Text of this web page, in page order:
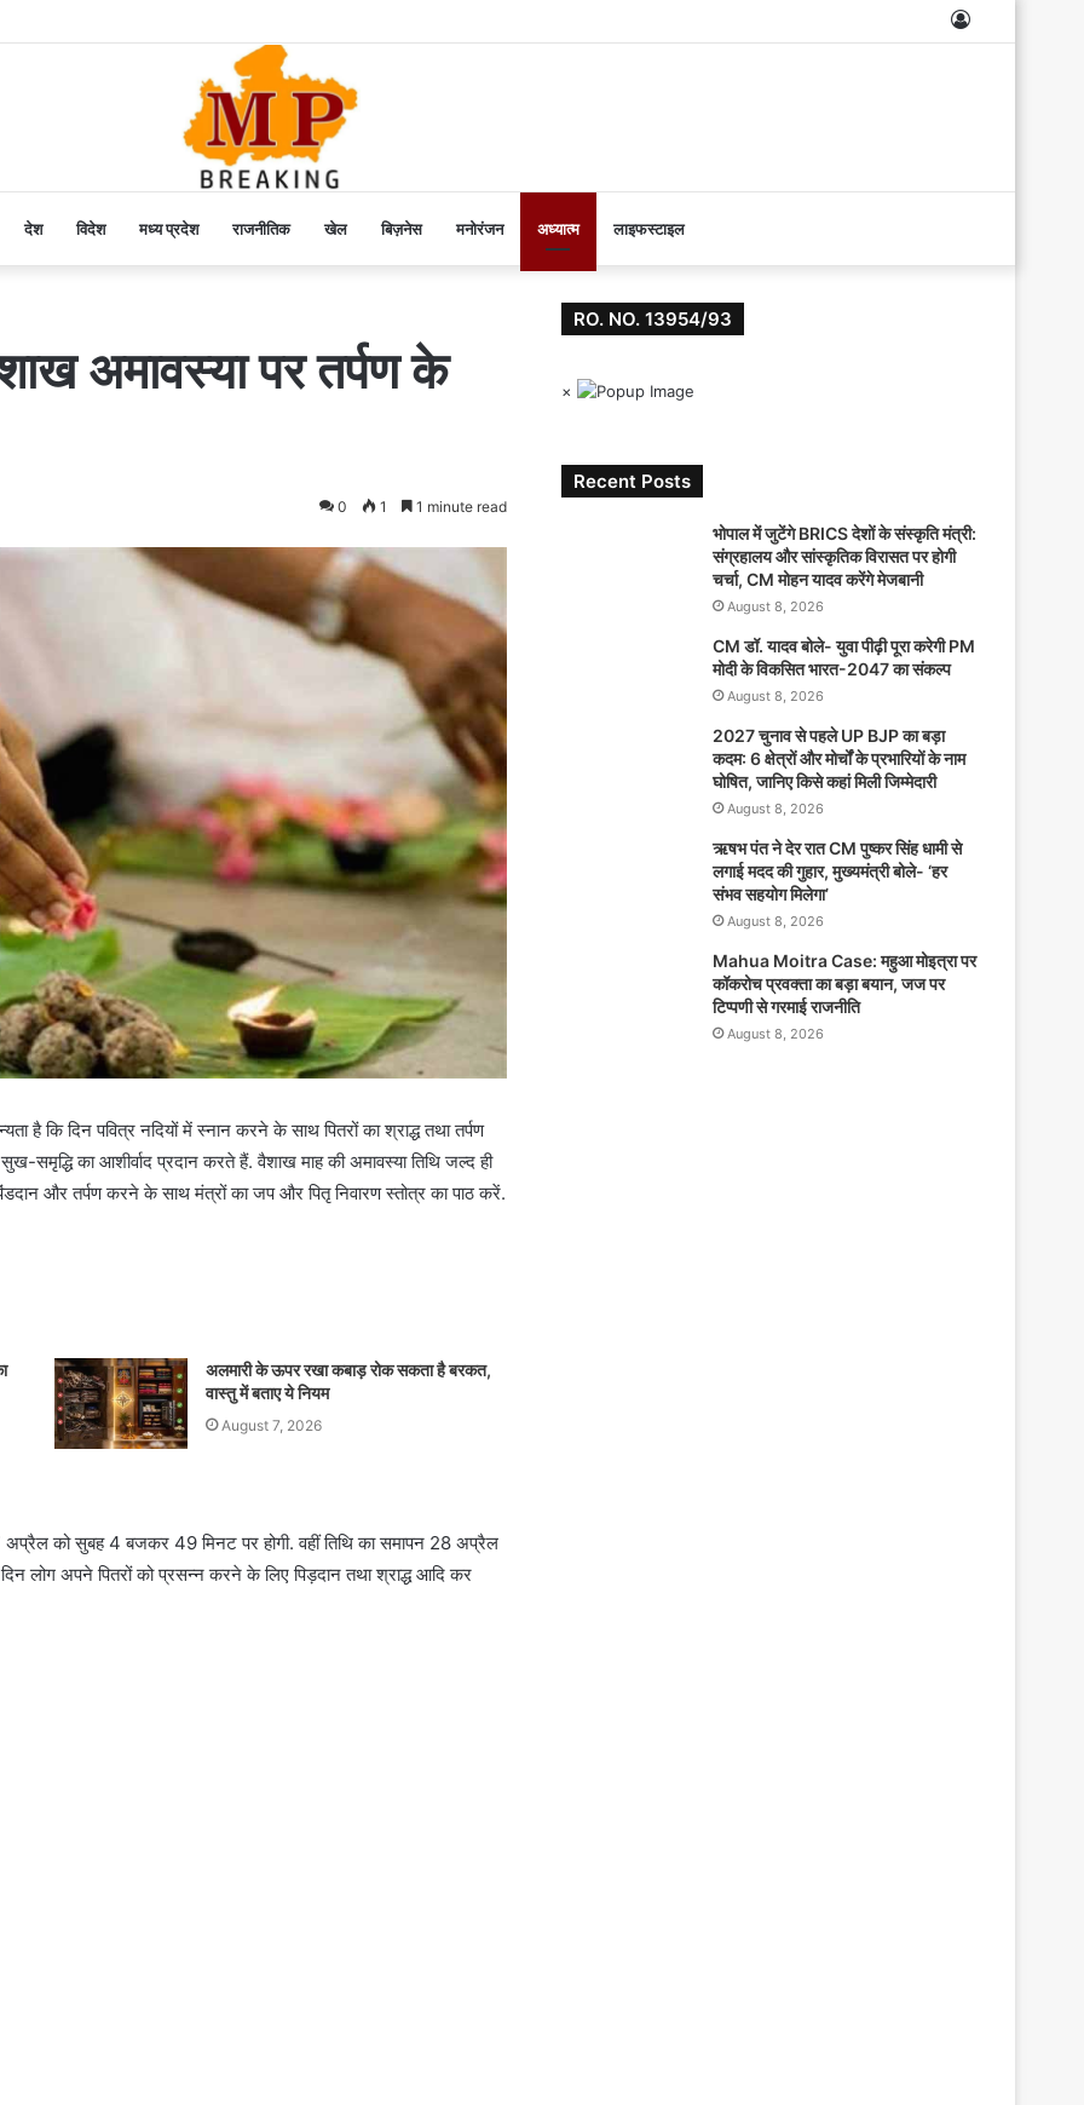
देश विदेश मध्य प्रदेश राजनीतिक खेल बिज़नेस मनोरंजन अध्यात्म लाइफस्टाइल
अमावस्या पर तर्पण के
0 1 1 minute read
है कि दिन पवित्र नदियों में स्नान करने के साथ पितरों का श्राद्ध तथा तर्पण
समृद्धि का आशीर्वाद प्रदान करते हैं. वैशाख माह की अमावस्या तिथि जल्द ही
और तर्पण करने के साथ मंत्रों का जप और पितृ निवारण स्तोत्र का पाठ करें.
अलमारी के ऊपर रखा कबाड़ रोक सकता है बरकत,
वास्तु में बताए ये नियम
August 7, 2026
को सुबह 4 बजकर 49 मिनट पर होगी. वहीं तिथि का समापन 28 अप्रैल
लोग अपने पितरों को प्रसन्न करने के लिए पिड़दान तथा श्राद्ध आदि कर
RO. NO. 13954/93
×
Recent Posts
भोपाल में जुटेंगे BRICS देशों के संस्कृति मंत्री:
संग्रहालय और सांस्कृतिक विरासत पर होगी
चर्चा, CM मोहन यादव करेंगे मेजबानी
August 8, 2026
CM डॉ. यादव बोले- युवा पीढ़ी पूरा करेगी PM
मोदी के विकसित भारत-2047 का संकल्प
August 8, 2026
2027 चुनाव से पहले UP BJP का बड़ा
कदम: 6 क्षेत्रों और मोर्चों के प्रभारियों के नाम
घोषित, जानिए किसे कहां मिली जिम्मेदारी
August 8, 2026
ऋषभ पंत ने देर रात CM पुष्कर सिंह धामी से
लगाई मदद की गुहार, मुख्यमंत्री बोले- ‘हर
संभव सहयोग मिलेगा’
August 8, 2026
Mahua Moitra Case: महुआ मोइत्रा पर
कॉकरोच प्रवक्ता का बड़ा बयान, जज पर
टिप्पणी से गरमाई राजनीति
August 8, 2026